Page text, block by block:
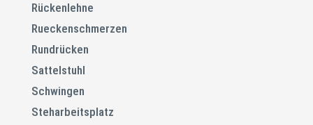
Rückenlehne
Rueckenschmerzen
Rundrücken
Sattelstuhl
Schwingen
Steharbeitsplatz